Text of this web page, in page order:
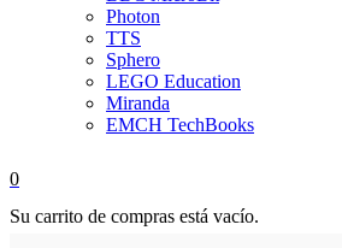
Photon
TTS
Sphero
LEGO Education
Miranda
EMCH TechBooks
0
Su carrito de compras está vacío.